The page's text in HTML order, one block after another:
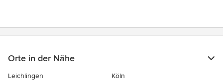
Orte in der Nähe
Leichlingen
Köln